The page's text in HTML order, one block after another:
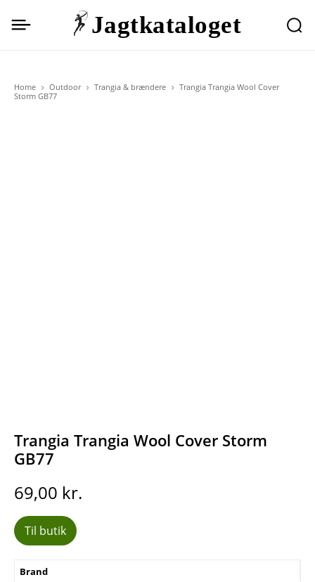
Jagtkataloget
Home Outdoor Trangia & brændere
Trangia Trangia Wool Cover
Storm GB77
Trangia Trangia Wool Cover Storm
GB77
69,00 kr.
Til butik
Brand